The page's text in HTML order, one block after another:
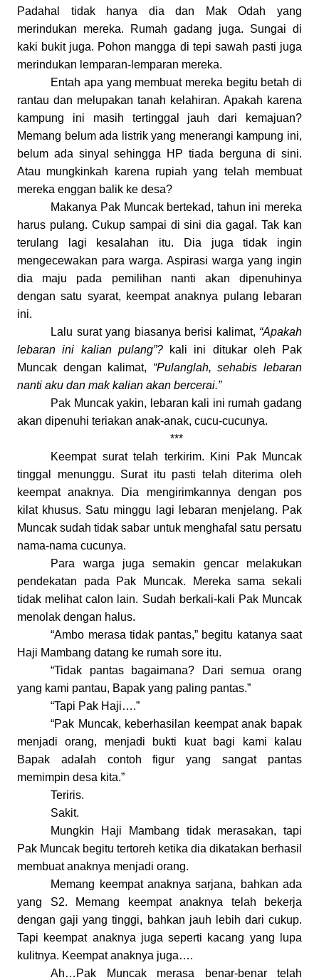
Padahal tidak hanya dia dan Mak Odah yang
merindukan mereka. Rumah gadang juga. Sungai di
kaki bukit juga. Pohon mangga di tepi sawah pasti juga
merindukan lemparan-lemparan mereka.
Entah apa yang membuat mereka begitu betah di
rantau dan melupakan tanah kelahiran. Apakah karena
kampung ini masih tertinggal jauh dari kemajuan?
Memang belum ada listrik yang menerangi kampung ini,
belum ada sinyal sehingga HP tiada berguna di sini.
Atau mungkinkah karena rupiah yang telah membuat
mereka enggan balik ke desa?
Makanya Pak Muncak bertekad, tahun ini mereka
harus pulang. Cukup sampai di sini dia gagal. Tak kan
terulang lagi kesalahan itu. Dia juga tidak ingin
mengecewakan para warga. Aspirasi warga yang ingin
dia maju pada pemilihan nanti akan dipenuhinya
dengan satu syarat, keempat anaknya pulang lebaran
ini.
Lalu surat yang biasanya berisi kalimat, “Apakah
lebaran ini kalian pulang”?
kali ini ditukar oleh Pak
Muncak dengan kalimat, “Pulanglah, sehabis lebaran
nanti aku dan mak kalian akan bercerai.”
Pak Muncak yakin, lebaran kali ini rumah gadang
akan dipenuhi teriakan anak-anak, cucu-cucunya.
***
Keempat surat telah terkirim. Kini Pak Muncak
tinggal menunggu. Surat itu pasti telah diterima oleh
keempat anaknya. Dia mengirimkannya dengan pos
kilat khusus. Satu minggu lagi lebaran menjelang. Pak
Muncak sudah tidak sabar untuk menghafal satu persatu
nama-nama cucunya.
Para warga juga semakin gencar melakukan
pendekatan pada Pak Muncak. Mereka sama sekali
tidak melihat calon lain. Sudah berkali-kali Pak Muncak
menolak dengan halus.
“Ambo merasa tidak pantas,” begitu katanya saat
Haji Mambang datang ke rumah sore itu.
“Tidak pantas bagaimana? Dari semua orang
yang kami pantau, Bapak yang paling pantas.”
“Tapi Pak Haji….”
“Pak Muncak, keberhasilan keempat anak bapak
menjadi orang, menjadi bukti kuat bagi kami kalau
Bapak adalah contoh figur yang sangat pantas
memimpin desa kita.”
Teriris.
Sakit.
Mungkin Haji Mambang tidak merasakan, tapi
Pak Muncak begitu tertoreh ketika dia dikatakan berhasil
membuat anaknya menjadi orang.
Memang keempat anaknya sarjana, bahkan ada
yang S2. Memang keempat anaknya telah bekerja
dengan gaji yang tinggi, bahkan jauh lebih dari cukup.
Tapi keempat anaknya juga seperti kacang yang lupa
kulitnya. Keempat anaknya juga….
Ah…Pak Muncak merasa benar-benar telah